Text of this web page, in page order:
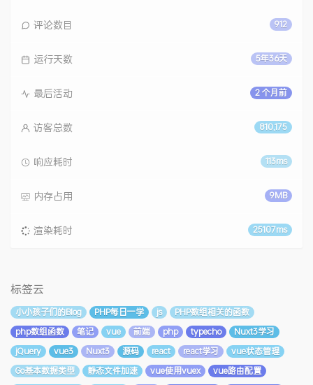
912
评论数目
5年36天
运行天数
2 个月前
最后活动
810,175
访客总数
113ms
响应耗时
9MB
内存占用
25107ms
渲染耗时
标签云
小小孩子们的Blog PHP每日一学 js
PHP数组相关的函数
php数组函数
笔记 vue 前端 php typecho
Nuxt3学习
jQuery
vue3 Nuxt3 源码 react react学习
vue状态管理
Go基本数据类型
静态文件加速 vue使用vuex
vue路由配置